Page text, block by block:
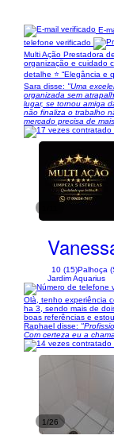
E-
telefone verificado
Multi Ação Prestadora
organização e cuidado
detalhe ⭐ “Elegância e
Sara disse: "Uma
organizada sem
lugar, se tornou amiga
não finaliza o trabalho
mercado precisa de
10 (15)Palhoça
Jardim Aquarius
Olà, tenho experiência
ha 3, sendo mais de
boas referências e
Raphael disse:
Com certeza eu a
1/26